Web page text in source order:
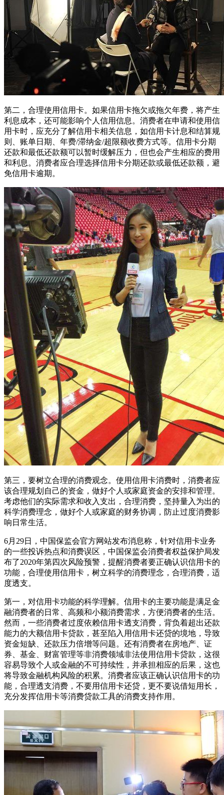
第二，合理使用信用卡。如果信用卡拖欠或拖欠年费，将产生
利息成本，还可能影响个人信用信息。消费者在申请和使用信
用卡时，应充分了解信用卡相关信息，如信用卡计息和结算规
则、账单日期、年费/滞纳金/超限额收费方式等。信用卡分期
还款和最低还款额可以暂时缓解压力，但也会产生相应的费用
和利息。消费者应合理选择信用卡分期还款或最低还款额，避
免信用卡逾期。
第三，要树立合理的消费观念。使用信用卡消费时，消费者应
该合理规划自己的资金，做好个人或家庭资金的安排和管理。
考虑他们的实际需求和收入支出，合理消费，坚持量入为出的
科学消费理念，做好个人或家庭的财务协调，防止过度消费影
响日常生活。
6月29日，中国保监会官方网站发布消息称，针对信用卡业务
的一些投诉热点和消费误区，中国保监会消费者权益保护局发
布了2020年第四次风险预警，提醒消费者要正确认识信用卡的
功能，合理使用信用卡，树立科学的消费理念，合理消费，适
度透支。
第一，对信用卡功能的科学理解。信用卡的主要功能是满足金
融消费者的日常、高频和小额消费需求，方便消费者的生活。
然而，一些消费者过度依赖信用卡透支消费，背负着超出还款
能力的大额信用卡贷款，甚至陷入用信用卡还贷的境地，导致
资金短缺、还款压力倍增等问题。还有消费者在房地产、证
券、基金、财富管理等非消费领域非法使用信用卡贷款，这很
容易导致个人或金融的不可持续性，并承担相应的后果，这也
将导致金融机构风险的积累。消费者应该正确认识信用卡的功
能，合理透支消费，不要用信用卡还贷，更不要说借短用长，
充分发挥信用卡等消费贷款工具的消费支持作用。